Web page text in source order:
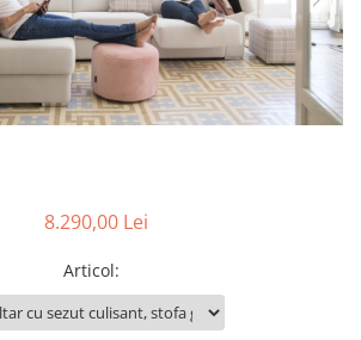
8.290,00 Lei
Articol: